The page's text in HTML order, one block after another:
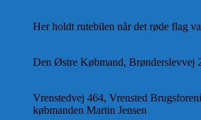
Her holdt rutebilen når det røde flag
Den Østre Købmand, Brønderslevvej
Vrenstedvej 464, Vrensted
købmanden Martin Jensen